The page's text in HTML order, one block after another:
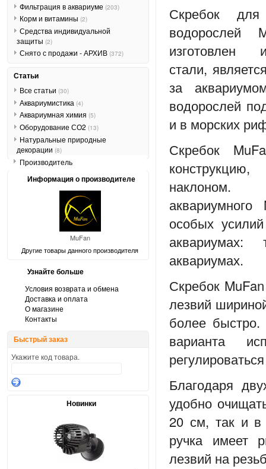
Скребок
водорослей
стали,
за
водорослей
и в морских
Скребок
наклоном.
особых
аквариумах:
аквариумах.
Скребок
лезвий
более
варианта
Благодаря
удобно
20 см, так и в
ручка имеет
лезвий на
Фильтрация в аквариуме (203)
Корм и витамины (2)
Средства индивидуальной
защиты (2)
Снято с продажи - АРХИВ (372)
Статьи
Все статьи (30)
Аквариумистика (4)
Аквариумная химия (5)
Оборудование СО2 (13)
Натуральные природные
декорации (8)
Производитель
Информация о производителе
MuFan
Другие товары данного производителя
Узнайте больше
Условия возврата и обмена
Доставка и оплата
О магазине
Контакты
Быстрый заказ
Укажите код товара.
Новинки